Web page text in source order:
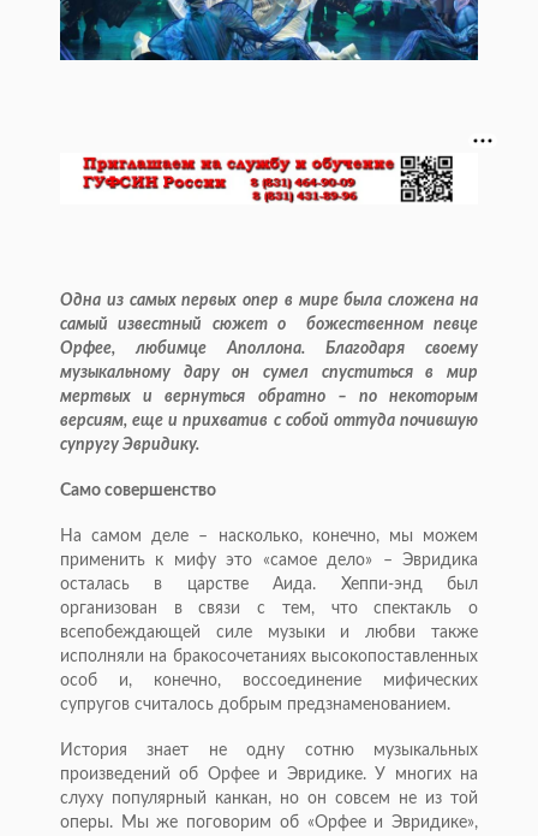
Одна из самых первых опер в мире была сложена на
самый известный сюжет о божественном певце
Орфее, любимце Аполлона. Благодаря своему
музыкальному дару он сумел спуститься в мир
мертвых и вернуться обратно – по некоторым
версиям, еще и прихватив с собой оттуда почившую
супругу Эвридику.
Само совершенство
На самом деле – насколько, конечно, мы можем
применить к мифу это «самое дело» – Эвридика
осталась в царстве Аида. Хеппи-энд был
организован в связи с тем, что спектакль о
всепобеждающей силе музыки и любви также
исполняли на бракосочетаниях высокопоставленных
особ и, конечно, воссоединение мифических
супругов считалось добрым предзнаменованием.
История знает не одну сотню музыкальных
произведений об Орфее и Эвридике. У многих на
слуху популярный канкан, но он совсем не из той
оперы. Мы же поговорим об «Орфее и Эвридике»,